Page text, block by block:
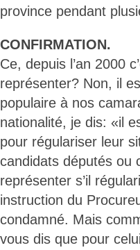
province pendant
CONFIRMATION.
Ce, depuis l’an 2000
représenter? Non, il
populaire à nos
nationalité, je dis: «il
pour régulariser leur
candidats députés ou
représenter s’il
instruction du
condamné. Mais
vous dis que pour